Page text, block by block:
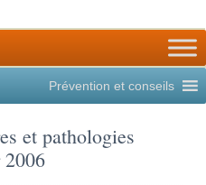
Prévention et conseils
et pathologies
2006